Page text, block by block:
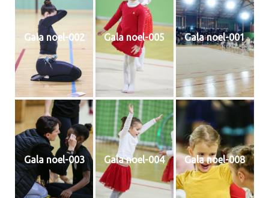
Gala noel-002 Gala noel-005 Gala noel-001
Gala noel-003 Gala noel-004 Gala noel-008